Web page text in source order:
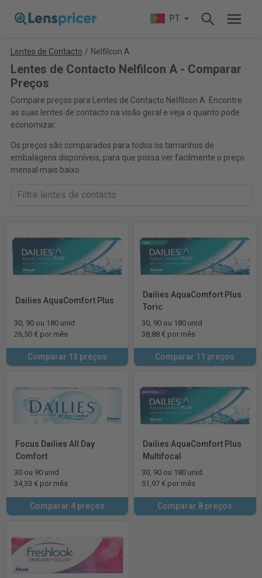
PT
Lentes de Contacto / Nelfilcon A
Lentes de Contacto Nelfilcon A - Comparar
Preços
Compare preços para Lentes de Contacto Nelfilcon A. Encontre
as suas lentes de contacto na visão geral e veja o quanto pode
economizar.
Os preços são comparados para todos os tamanhos de
embalagens disponíveis, para que possa ver facilmente o preço
mensal mais baixo.
Dailies AquaComfort Plus
30, 90 ou 180 unid
26,50 € por mês
Comparar 13 preços
Dailies AquaComfort Plus
Toric
30, 90 ou 180 unid
38,88 € por mês
Comparar 11 preços
Focus Dailies All Day
Comfort
30 ou 90 unid
34,33 € por mês
Comparar 4 preços
Dailies AquaComfort Plus
Multifocal
30, 90 ou 180 unid
51,97 € por mês
Comparar 8 preços